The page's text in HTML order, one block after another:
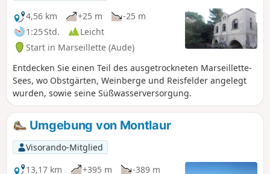
4,56 km
+25 m
-25 m
1:25 Std.
Leicht
Start in Marseillette (Aude)
Entdecken Sie einen Teil des ausgetrockneten Marseillette-
Sees, wo Obstgärten, Weinberge und Reisfelder angelegt
wurden, sowie seine Süßwasserversorgung.
Umgebung von Montlaur
Visorando-Mitglied
13,17 km
+395 m
-389 m